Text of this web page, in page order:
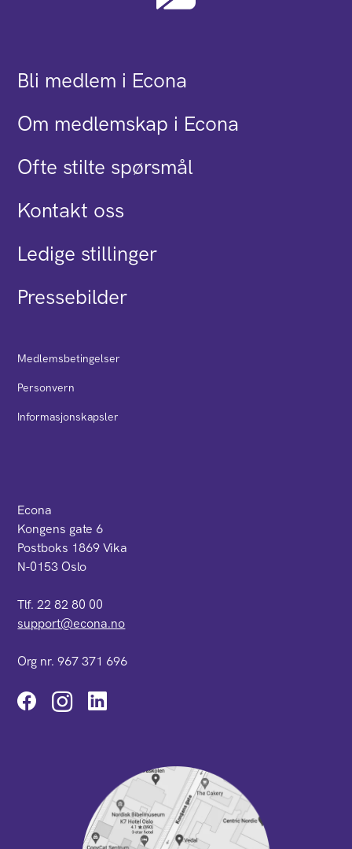
Bli medlem i Econa
Om medlemskap i Econa
Ofte stilte spørsmål
Kontakt oss
Ledige stillinger
Pressebilder
Medlemsbetingelser
Personvern
Informasjonskapsler
Econa
Kongens gate 6
Postboks 1869 Vika
N-0153 Oslo
Tlf. 22 82 80 00
support@econa.no
Org nr. 967 371 696
Instagram